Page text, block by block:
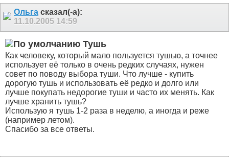
13
Ольга сказал(-а):
11.10.2005 14:59
Тушь
Как человеку, который мало пользуется тушью, а точнее
использует её только в очень редких случаях, нужен
совет по поводу выбора туши. Что лучше - купить
дорогую тушь и использовать её редко и долго или
лучше покупать недорогие туши и часто их менять. Как
лучше хранить тушь?
Использую я тушь 1-2 раза в неделю, а иногда и реже
(например летом).
Спасибо за все ответы.